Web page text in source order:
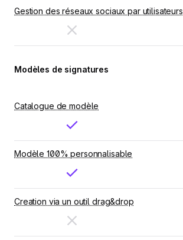
Gestion des réseaux sociaux par utilisateurs
Modèles de signatures
Catalogue de modèle
Modèle 100% personnalisable
Creation via un outil drag&drop